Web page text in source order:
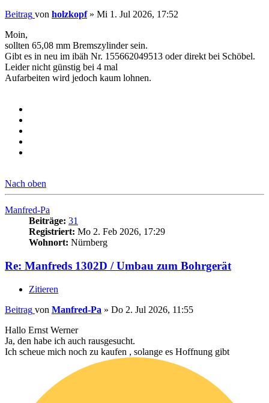
Beitrag von holzkopf» Mi 1. Jul 2026, 17:52
Moin,
sollten 65,08 mm Bremszylinder sein.
Gibt es in neu im ibäh Nr. 155662049513 oder direkt bei Schöbel.
Leider nicht günstig bei 4 mal
Aufarbeiten wird jedoch kaum lohnen.
Nach oben
Manfred-Pa
Beiträge: 31
Registriert: Mo 2. Feb 2026, 17:29
Wohnort: Nürnberg
Re: Manfreds 1302D / Umbau zum Bohrgerät
Zitieren
Beitrag von Manfred-Pa » Do 2. Jul 2026, 11:55
Hallo Ernst Werner
Ja, den habe ich auch rausgesucht.
Ich scheue mich noch zu kaufen , solange es Hoffnung gibt